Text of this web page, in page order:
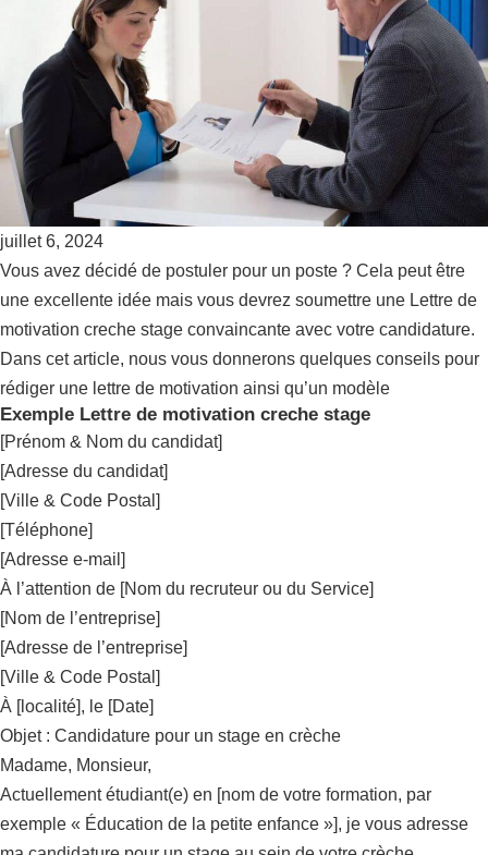
juillet 6, 2024
Vous avez décidé de postuler pour un poste ? Cela peut être
une excellente idée mais vous devrez soumettre une Lettre de
motivation creche stage convaincante avec votre candidature.
Dans cet article, nous vous donnerons quelques conseils pour
rédiger une lettre de motivation ainsi qu’un modèle
Exemple Lettre de motivation creche stage
[Prénom & Nom du candidat]
[Adresse du candidat]
[Ville & Code Postal]
[Téléphone]
[Adresse e-mail]
À l’attention de [Nom du recruteur ou du Service]
[Nom de l’entreprise]
[Adresse de l’entreprise]
[Ville & Code Postal]
À [localité], le [Date]
Objet : Candidature pour un stage en crèche
Madame, Monsieur,
Actuellement étudiant(e) en [nom de votre formation, par
exemple « Éducation de la petite enfance »], je vous adresse